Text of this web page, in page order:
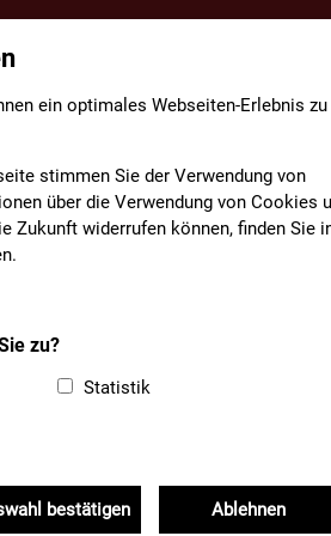
ein optimales Webseiten-Erlebnis zu
stimmen Sie der Verwendung von
über die Verwendung von Cookies
Zukunft widerrufen können, finden Sie
zu?
Statistik
bestätigen Ablehnen